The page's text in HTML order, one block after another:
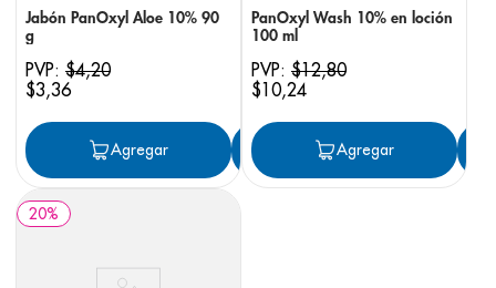
Jabón PanOxyl Aloe 10% 90
g
PVP: $4,20
$3,36
Agregar Agregar
PanOxyl Wash 10% en loción
100 ml
PVP: $12,80
$10,24
Agregar
20%